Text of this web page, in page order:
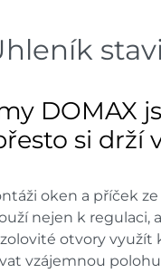
DOMAX
si drží
oken a příček
nejen k
otvory
vzájemnou